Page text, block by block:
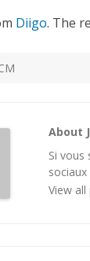
Diigo. The
About
Si
sociaux
View